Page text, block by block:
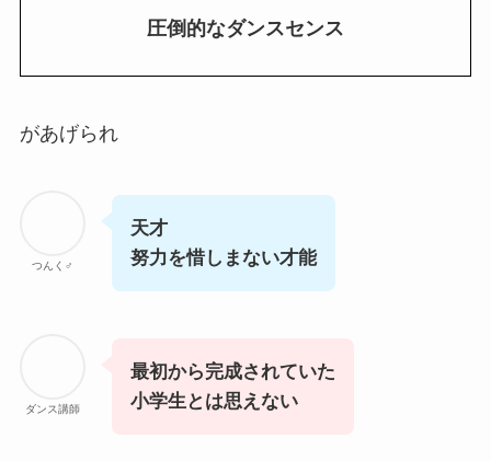
圧倒的なダンスセンス
があげられ
つんく♂
天才
努力を惜しまない才能
ダンス講師
最初から完成されていた
小学生とは思えない